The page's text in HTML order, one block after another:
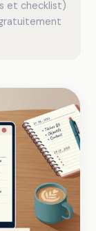
et checklist)